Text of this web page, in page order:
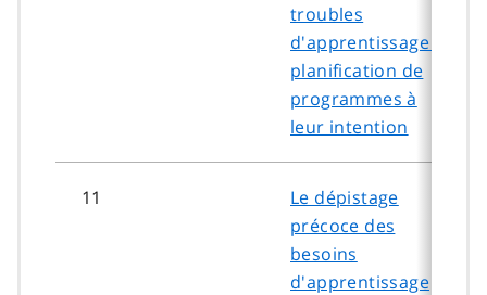
troubles
d'apprentissage et
planification de
programmes à
leur intention
11
Le dépistage
précoce des
besoins
d'apprentissage